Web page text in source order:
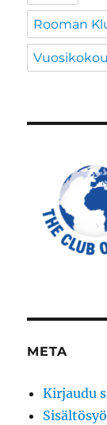
Rooman
META
Kirjaudu